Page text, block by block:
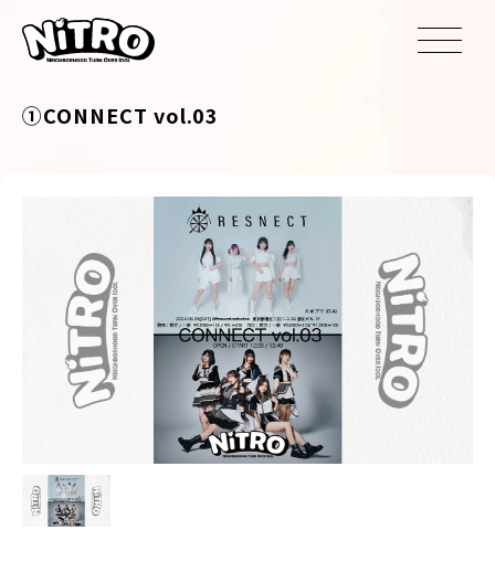
①CONNECT vol.03